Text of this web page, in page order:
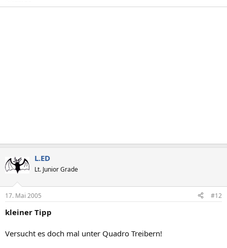
L.ED
Lt. Junior Grade
17. Mai 2005 #12
kleiner Tipp
Versucht es doch mal unter Quadro Treibern!